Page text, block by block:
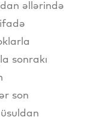
əllərində
sonrakı
son